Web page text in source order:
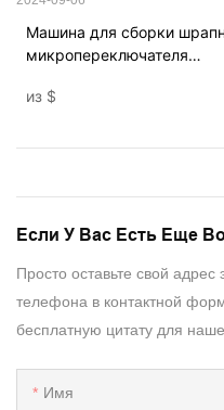
Машина для сборки
микропереключателя
из $
Если У Вас Есть Еще
Просто оставьте свой
телефона в контактной
бесплатную цитату для
Имя